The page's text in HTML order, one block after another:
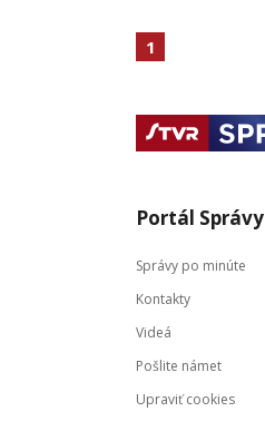
1
Portál Správy
Správy po minúte
Kontakty
Videá
Pošlite námet
Upraviť cookies